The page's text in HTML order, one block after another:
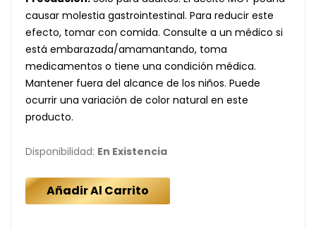
causar molestia gastrointestinal. Para reducir este
efecto, tomar con comida. Consulte a un médico si
está embarazada/amamantando, toma
medicamentos o tiene una condición médica.
Mantener fuera del alcance de los niños. Puede
ocurrir una variación de color natural en este
producto.
Disponibilidad: En Existencia
Añadir Al Carrito